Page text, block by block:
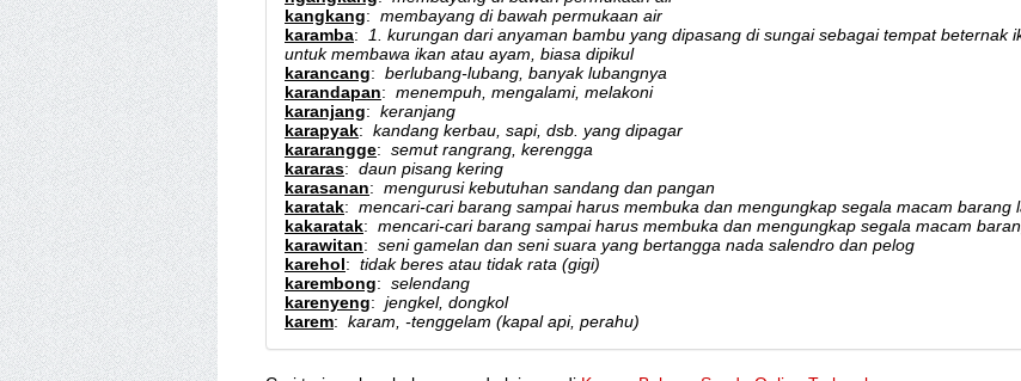
kangkang: membayang di bawah permukaan air
karamba:
1. kurungan dari anyaman bambu yang dipasang di sungai sebagai tempat beternak
untuk membawa ikan atau ayam, biasa dipikul
karancang: berlubang-lubang, banyak lubangnya
karandapan: menempuh, mengalami, melakoni
karanjang: keranjang
karapyak: kandang kerbau, sapi, dsb. yang dipagar
kararangge: semut rangrang, kerengga
kararas: daun pisang kering
karasanan: mengurusi kebutuhan sandang dan pangan
karatak: mencari-cari barang sampai harus membuka dan mengungkap segala macam barang
kakaratak: mencari-cari barang sampai harus membuka dan mengungkap segala macam
karawitan: seni gamelan dan seni suara yang bertangga nada salendro dan pelog
karehol: tidak beres atau tidak rata (gigi)
karembong: selendang
karenyeng: jengkel, dongkol
karem: karam, -tenggelam (kapal api, perahu)